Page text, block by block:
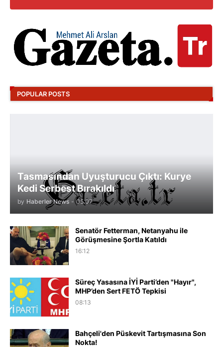
POPULAR POSTS
Tasmasından Uyuşturucu Çıktı: Kurye
Kedi Serbest Bırakıldı
by Haberler News - 05:07
Senatör Fetterman, Netanyahu ile
Görüşmesine Şortla Katıldı
16:12
Süreç Yasasına İYİ Parti’den "Hayır",
MHP’den Sert FETÖ Tepkisi
08:13
Bahçeli'den Püskevit Tartışmasına Son
Nokta!